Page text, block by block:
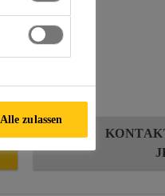
Alle zulassen